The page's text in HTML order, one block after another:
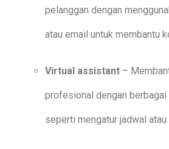
pelanggan dengan
atau email untuk membantu
Virtual assistant–
profesional dengan
seperti mengatur jadwal atau